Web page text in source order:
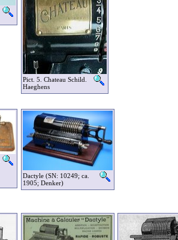
Pict. 5. Chateau Schild.
Haeghens
Dactyle (SN: 10249; ca.
1905; Denker)